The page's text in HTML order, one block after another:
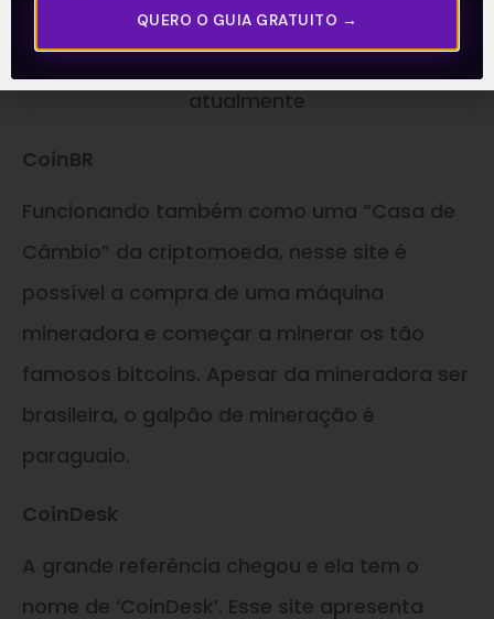
Bitcoin é uma das moedas mais valorizadas
atualmente
CoinBR
Funcionando também como uma “Casa de
Câmbio” da criptomoeda, nesse site é
possível a compra de uma máquina
mineradora e começar a minerar os tão
famosos bitcoins. Apesar da mineradora ser
brasileira, o galpão de mineração é
paraguaio.
CoinDesk
A grande referência chegou e ela tem o
nome de ‘CoinDesk’. Esse site apresenta
QUERO O GUIA GRATUITO →